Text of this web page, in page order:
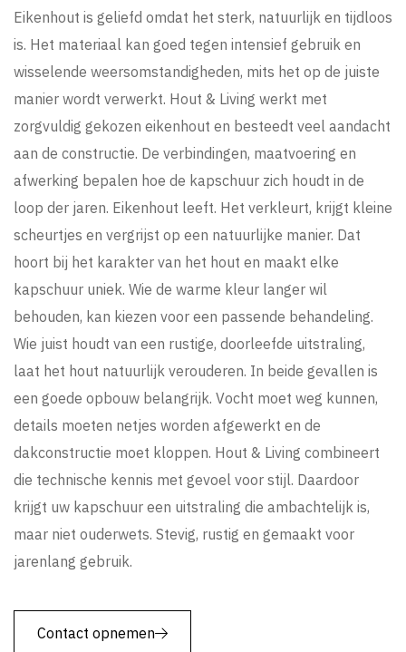
Eikenhout is geliefd omdat het sterk, natuurlijk en tijdloos
is. Het materiaal kan goed tegen intensief gebruik en
wisselende weersomstandigheden, mits het op de juiste
manier wordt verwerkt. Hout & Living werkt met
zorgvuldig gekozen eikenhout en besteedt veel aandacht
aan de constructie. De verbindingen, maatvoering en
afwerking bepalen hoe de kapschuur zich houdt in de
loop der jaren. Eikenhout leeft. Het verkleurt, krijgt kleine
scheurtjes en vergrijst op een natuurlijke manier. Dat
hoort bij het karakter van het hout en maakt elke
kapschuur uniek. Wie de warme kleur langer wil
behouden, kan kiezen voor een passende behandeling.
Wie juist houdt van een rustige, doorleefde uitstraling,
laat het hout natuurlijk verouderen. In beide gevallen is
een goede opbouw belangrijk. Vocht moet weg kunnen,
details moeten netjes worden afgewerkt en de
dakconstructie moet kloppen. Hout & Living combineert
die technische kennis met gevoel voor stijl. Daardoor
krijgt uw kapschuur een uitstraling die ambachtelijk is,
maar niet ouderwets. Stevig, rustig en gemaakt voor
jarenlang gebruik.
Contact opnemen